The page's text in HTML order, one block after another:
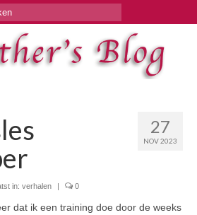
27
NOV 2023
in: verhalen | 0
dat ik een training doe door de weeks